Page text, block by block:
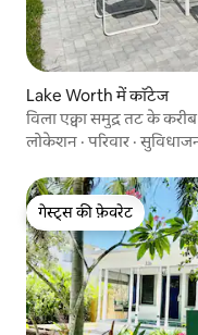
Lake Worth में कॉटेज
विला एक्वा समुद्र तट के करीब
लोकेशन ·परिवार ·
गेस्ट्स की फ़ेवरेट
गेस्ट्स की फ़ेवरेट